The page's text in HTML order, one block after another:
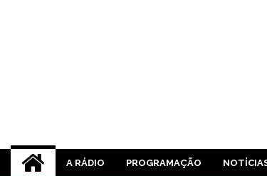
Rádio Aranãs
A RÁDIO PROGRAMAÇÃO